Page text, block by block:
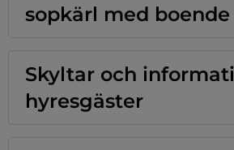
sopkärl med boende
Skyltar och
hyresgäster